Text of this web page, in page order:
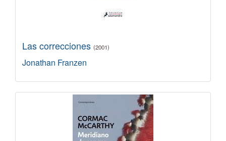
Las correcciones (2001)
Jonathan Franzen